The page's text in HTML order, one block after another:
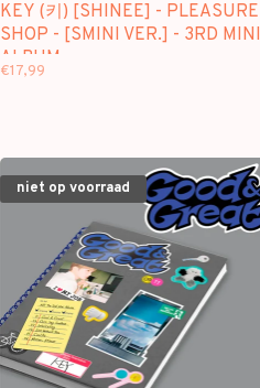
KEY (키) [SHINEE] - PLEASURE
SHOP - [SMINI VER.] - 3RD MINI
ALBUM
€17,99
niet op voorraad